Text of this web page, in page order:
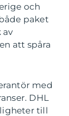
och
paket
av
att spåra
med
DHL
till